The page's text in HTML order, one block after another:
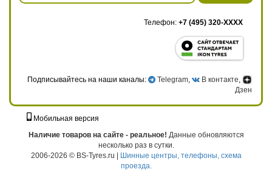
Телефон: +7 (495) 320-XXXX
Подписывайтесь на наши каналы: Telegram , В контакте
Дзен
Мобильная версия
Наличие товаров на сайте - реальное! Данные обновляются
несколько раз в сутки.
2006-2026 © BS-Tyres.ru | Шинные центры, телефоны, схема
проезда.